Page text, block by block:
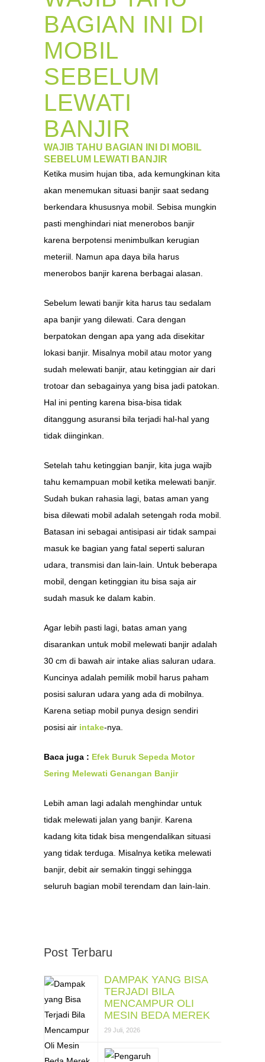
BAGIAN INI DI
MOBIL
SEBELUM
LEWATI
BANJIR
WAJIB TAHU BAGIAN INI DI MOBIL
SEBELUM LEWATI BANJIR
Ketika musim hujan tiba, ada kemungkinan kita
akan menemukan situasi banjir saat sedang
berkendara khususnya mobil. Sebisa mungkin
pasti menghindari niat menerobos banjir
karena berpotensi menimbulkan kerugian
meteriil. Namun apa daya bila harus
menerobos banjir karena berbagai alasan.
Sebelum lewati banjir kita harus tau sedalam
apa banjir yang dilewati. Cara dengan
berpatokan dengan apa yang ada disekitar
lokasi banjir. Misalnya mobil atau motor yang
sudah melewati banjir, atau ketinggian air dari
trotoar dan sebagainya yang bisa jadi patokan.
Hal ini penting karena bisa-bisa tidak
ditanggung asuransi bila terjadi hal-hal yang
tidak diinginkan.
Setelah tahu ketinggian banjir, kita juga wajib
tahu kemampuan mobil ketika melewati banjir.
Sudah bukan rahasia lagi, batas aman yang
bisa dilewati mobil adalah setengah roda mobil.
Batasan ini sebagai antisipasi air tidak sampai
masuk ke bagian yang fatal seperti saluran
udara, transmisi dan lain-lain. Untuk beberapa
mobil, dengan ketinggian itu bisa saja air
sudah masuk ke dalam kabin.
Agar lebih pasti lagi, batas aman yang
disarankan untuk mobil melewati banjir adalah
30 cm di bawah air intake alias saluran udara.
Kuncinya adalah pemilik mobil harus paham
posisi saluran udara yang ada di mobilnya.
Karena setiap mobil punya design sendiri
posisi air intake-nya.
Baca juga : Efek Buruk Sepeda Motor
Sering Melewati Genangan Banjir
Lebih aman lagi adalah menghindar untuk
tidak melewati jalan yang banjir. Karena
kadang kita tidak bisa mengendalikan situasi
yang tidak terduga. Misalnya ketika melewati
banjir, debit air semakin tinggi sehingga
seluruh bagian mobil terendam dan lain-lain.
Post Terbaru
DAMPAK YANG BISA
TERJADI BILA
MENCAMPUR OLI
MESIN BEDA MEREK
29 Juli, 2026